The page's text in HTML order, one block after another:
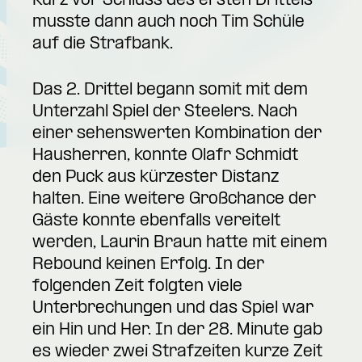
musste dann auch noch Tim Schüle
auf die Strafbank.
Das 2. Drittel begann somit mit dem
Unterzahl Spiel der Steelers. Nach
einer sehenswerten Kombination der
Hausherren, konnte Olafr Schmidt
den Puck aus kürzester Distanz
halten. Eine weitere Großchance der
Gäste konnte ebenfalls vereitelt
werden, Laurin Braun hatte mit einem
Rebound keinen Erfolg. In der
folgenden Zeit folgten viele
Unterbrechungen und das Spiel war
ein Hin und Her. In der 28. Minute gab
es wieder zwei Strafzeiten kurze Zeit